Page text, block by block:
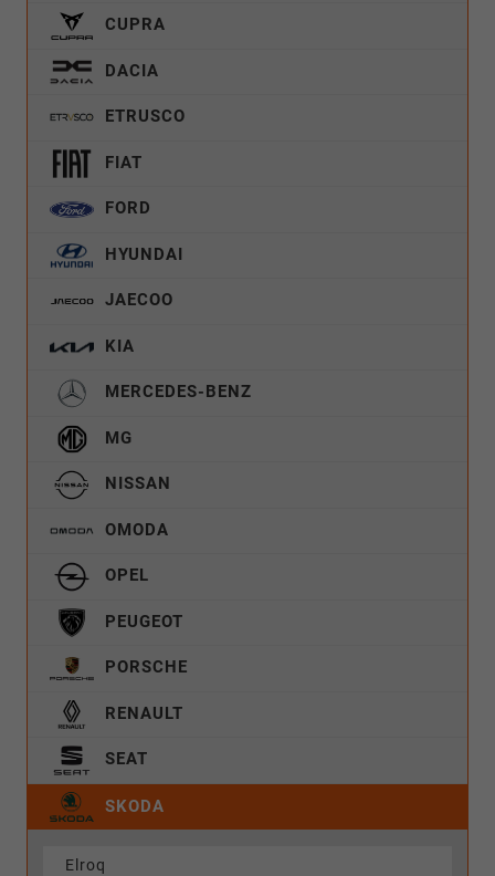
CUPRA
DACIA
ETRUSCO
FIAT
FORD
HYUNDAI
JAECOO
KIA
MERCEDES-BENZ
MG
NISSAN
OMODA
OPEL
PEUGEOT
PORSCHE
RENAULT
SEAT
SKODA
Elroq